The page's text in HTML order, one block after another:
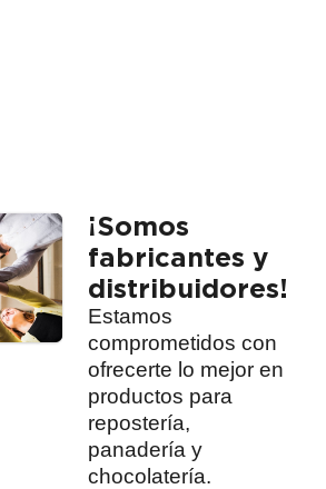
¡Somos
fabricantes y
distribuidores!
Estamos
comprometidos con
ofrecerte lo mejor en
productos para
repostería,
panadería y
chocolatería.